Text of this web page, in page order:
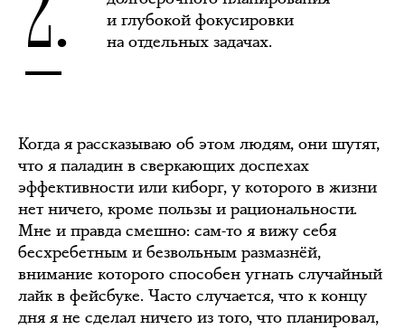
и глубокой фокусировки
на отдельных задачах.
Когда я рассказываю об этом людям, они шутят,
что я паладин в сверкающих доспехах
эффективности или киборг, у которого в жизни
нет ничего, кроме пользы и рациональности.
Мне и правда смешно: сам-то я вижу себя
бесхребетным и безвольным размазнёй,
внимание которого способен угнать случайный
лайк в фейсбуке. Часто случается, что к концу
дня я не сделал ничего из того, что планировал,